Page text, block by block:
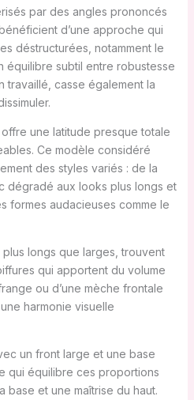
par des angles prononcés
d’une approche qui
déstructurées, notamment le
équilibre subtil entre robustesse
travaillé, casse également la
une latitude presque totale
Ce modèle considéré
des styles variés : de la
dégradé aux looks plus longs et
formes audacieuses comme le
longs que larges, trouvent
qui apportent du volume
ou d’une mèche frontale
harmonie visuelle
un front large et une base
qui équilibre ces proportions
base et une maîtrise du haut.